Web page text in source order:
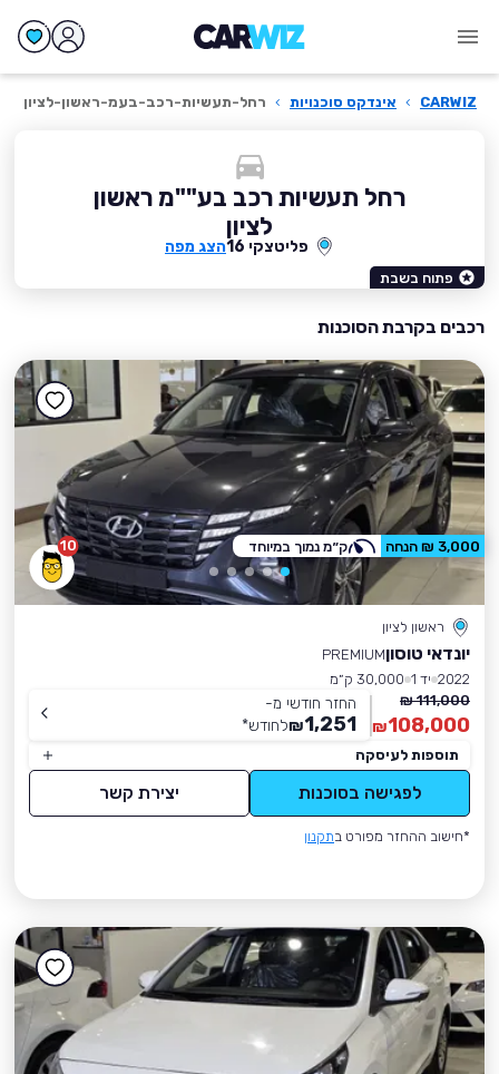
CARWIZ
› אינדקס סוכנויות › רחל-תעשיות-רכב-בעמ-ראשון-לציון
רחל תעשיות רכב בע""מ ראשון
לציון
פליטצקי 16 הצג מפה
פתוח בשבת
רכבים בקרבת הסוכנות
10
ראשון לציון
יונדאי טוסוןPREMIUM
2022 יד 1
30,000 ק״מ
111,000 ₪
108,000
₪
החזר חודשי מ-
1,251
₪לחודש*
תוספות לעיסקה
לפגישה בסוכנות יצירת קשר
*חישוב ההחזר מפורט בתקנון
3,000 ₪ הנחה ק״מ נמוך במיוחד